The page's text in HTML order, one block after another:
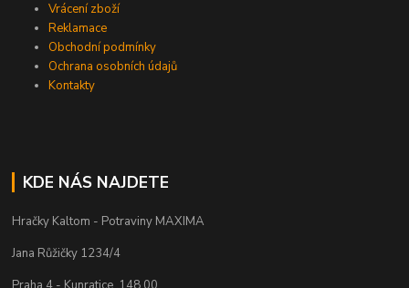
Vrácení zboží
Reklamace
Obchodní podmínky
Ochrana osobních údajů
Kontakty
KDE NÁS NAJDETE
Hračky Kaltom - Potraviny MAXIMA
Jana Růžičky 1234/4